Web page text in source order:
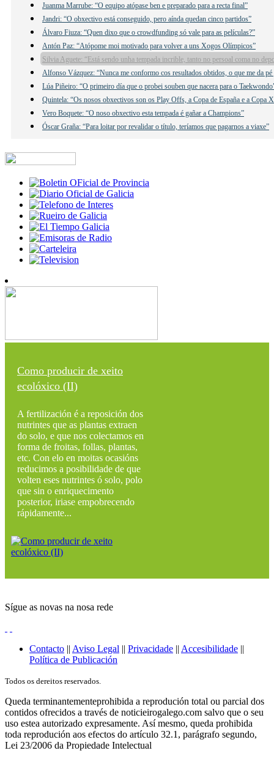
Juanma Marrube: “O equipo atópase ben e preparado para a recta final”
Jandri: “O obxectivo está conseguido, pero aínda quedan cinco partidos”
Álvaro Fiuza: “Quen dixo que o crowdfunding só vale para as películas?”
Antón Paz: “Atópome moi motivado para volver a uns Xogos Olímpicos”
Silvia Aguete: “Está sendo unha tempada incrible, tanto no persoal coma no
Alfonso Vázquez: “Nunca me conformo cos resultados obtidos, o que me da
Lúa Piñeiro: “O primeiro día que o probei souben que nacera para o
Quintela: “Os nosos obxectivos son os Play Offs, a Copa de España e a Copa
Vero Boquete: “O noso obxectivo esta tempada é gañar a Champions”
Óscar Graña: “Para loitar por revalidar o título, teríamos que pagarnos a viaxe”
Como producir de xeito
ecolóxico (II)
A fertilización é a reposición dos
nutrintes que as plantas extraen
do solo, e que nos colectamos en
forma de froitas, follas, plantas,
etc. Con elo en moitas ocasións
reducimos a posibilidade de que
volten eses nutrintes ó solo, polo
que sin o enriquecimento
posterior, iriase empobrecendo
rápidamente...
Sígue as novas na nosa rede
Contacto || Aviso Legal || Privacidade || Accesibilidade ||
Política de Publicación
Todos os dereitos reservados.
Queda terminantementeprohibida a reprodución total ou parcial dos
contidos ofrecidos a través de noticieirogalego.com salvo que o seu
uso estea autorizado expresamente. Así mesmo, queda prohibida
toda reprodución aos efectos do artículo 32.1, parágrafo segundo,
Lei 23/2006 da Propiedade Intelectual